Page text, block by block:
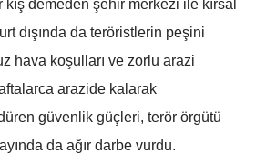
Kastamonu
Kayseri
Kırklareli
demeden şehir merkezi ile kırsal
dışında da teröristlerin peşini
hava koşulları ve zorlu arazi
arazide kalarak
güvenlik güçleri, terör örgütü
da ağır darbe vurdu.